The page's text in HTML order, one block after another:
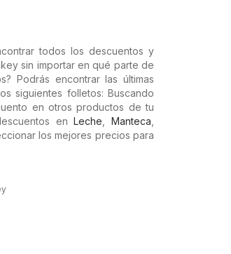
todos los descuentos y
sin importar en qué parte de
Podrás encontrar las últimas
siguientes folletos: Buscando
en otros productos de tu
enLeche ,Manteca
los mejores precios para